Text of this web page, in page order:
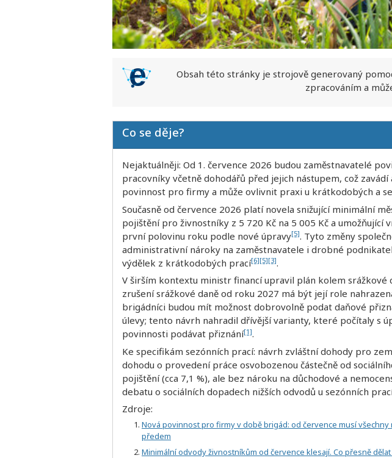
Obsah této stránky je strojově generovaný
zpracováním a
Co se děje?
Nejaktuálněji: Od 1. července 2026 budou zaměstnavatelé
pracovníky včetně dohodářů před jejich nástupem, což
povinnost pro firmy a může ovlivnit praxi u krátkodobých a
Současně od července 2026 platí novela snižující minimální
pojištění pro živnostníky z 5 720 Kč na 5 005 Kč a umožňující
první polovinu roku podle nové úpravy[5]. Tyto změny
administrativní nároky na zaměstnavatele i drobné
výdělek z krátkodobých prací[6][5][3].
V širším kontextu ministr financí upravil plán kolem srážkové
zrušení srážkové daně od roku 2027 má být její role
brigádníci budou mít možnost dobrovolně podat daňové
úlevy; tento návrh nahradil dřívější varianty, které počítaly s
povinnosti podávat přiznání[1].
Ke specifikám sezónních prací: návrh zvláštní dohody pro
dohodu o provedení práce osvobozenou částečně od
pojištění (cca 7,1 %), ale bez nároku na důchodové a
debatu o sociálních dopadech nižších odvodů u sezónních
Zdroje:
Nová povinnost pro firmy v době brigád: od července musí
předem
Minimální odvody živnostníkům od července klesají. Co přesně